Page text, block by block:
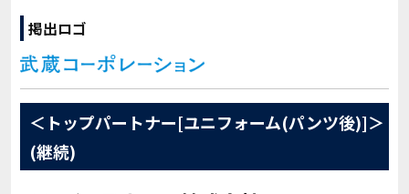
掲出ロゴ
＜トップパートナー[ユニフォーム(パンツ後)]＞
(継続)